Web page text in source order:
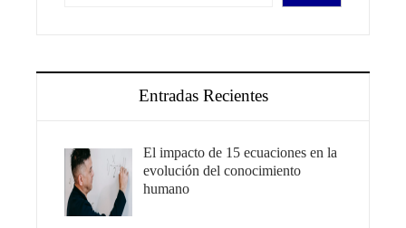
Entradas Recientes
El impacto de 15 ecuaciones en la
evolución del conocimiento
humano